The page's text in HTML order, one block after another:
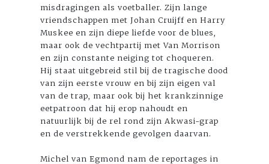
misdragingen als voetballer. Zijn lange
vriendschappen met Johan Cruijff en Harry
Muskee en zijn diepe liefde voor de blues,
maar ook de vechtpartij met Van Morrison
en zijn constante neiging tot choqueren.
Hij staat uitgebreid stil bij de tragische dood
van zijn eerste vrouw en bij zijn eigen val
van de trap, maar ook bij het krankzinnige
eetpatroon dat hij erop nahoudt en
natuurlijk bij de rel rond zijn Akwasi-grap
en de verstrekkende gevolgen daarvan.
Michel van Egmond nam de reportages in